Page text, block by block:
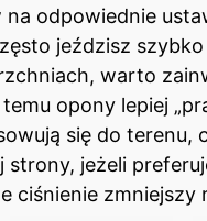
na odpowiednie
jeździsz
warto
opony lepiej
się do terenu,
strony, jeżeli
ciśnienie zmniejszy